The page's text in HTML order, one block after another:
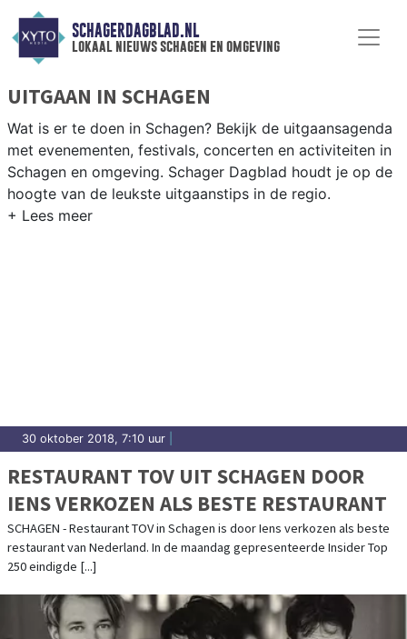
SCHAGERDAGBLAD.NL
lokaal nieuws schagen en omgeving
UITGAAN IN SCHAGEN
Wat is er te doen in Schagen? Bekijk de uitgaansagenda
met evenementen, festivals, concerten en activiteiten in
Schagen en omgeving. Schager Dagblad houdt je op de
hoogte van de leukste uitgaanstips in de regio.
30 oktober 2018, 7:10 uur
RESTAURANT TOV UIT SCHAGEN DOOR
IENS VERKOZEN ALS BESTE RESTAURANT
SCHAGEN - Restaurant TOV in Schagen is door Iens verkozen als beste
restaurant van Nederland. In de maandag gepresenteerde Insider Top
250 eindigde [...]